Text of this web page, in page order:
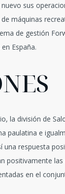
sus
máquinas
de gestión
España.
la división de
paulatina e
una respuesta
positivamente
en el